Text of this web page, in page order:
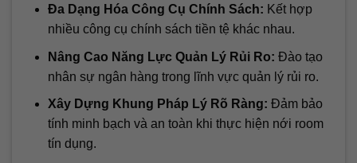
Đa Dạng Hóa Công Cụ Chính Sách: Kết hợp
nhiều công cụ chính sách tiền tệ khác nhau.
Nâng Cao Năng Lực Quản Lý Rủi Ro: Đào tạo
nhân sự ngân hàng trong lĩnh vực quản lý rủi ro.
Xây Dựng Khung Pháp Lý Rõ Ràng: Đảm bảo
tính minh bạch và an toàn khi thực hiện nới room
tín dụng.